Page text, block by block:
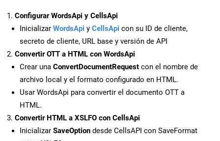
Configurar WordsApi y CellsApi
Inicializar WordsApi y CellsApi con su ID de cliente,
secreto de cliente, URL base y versión de API
Convertir OTT a HTML con WordsApi
Crear una ConvertDocumentRequest con el nombre de
archivo local y el formato configurado en HTML.
Usar WordsApi para convertir el documento OTT a
HTML.
Convertir HTML a XSLFO con CellsApi
Inicializar SaveOption desde CellsAPI con SaveFormat